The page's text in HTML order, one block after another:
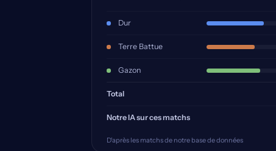
Dur
Terre Battue
Gazon
Total
Notre IA sur ces matchs
D'après les matchs de notre base de données